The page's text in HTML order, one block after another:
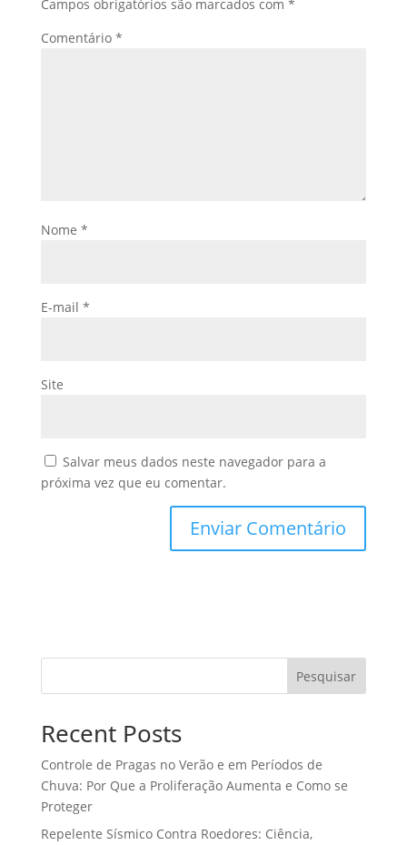
Campos obrigatórios são marcados com *
Comentário *
Nome *
E-mail *
Site
Salvar meus dados neste navegador para a
próxima vez que eu comentar.
Pesquisar
Recent Posts
Controle de Pragas no Verão e em Períodos de
Chuva: Por Que a Proliferação Aumenta e Como se
Proteger
Repelente Sísmico Contra Roedores: Ciência,